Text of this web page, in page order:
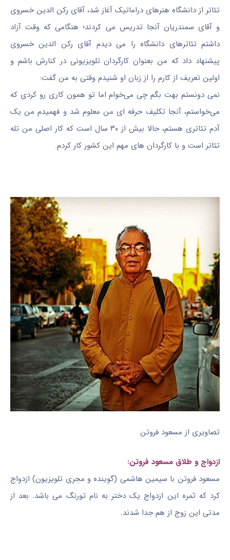
تئا‌تر از دانشگاه هنرهای دراماتیک آغاز شد، آقای رکن الدین خسروی
و آقای سمندریان آنجا تدریس می‌ کردند؛ هنگامی که وقت آزاد
داشتم تئاترهای دانشگاه را می‌ دیدم آقای رکن الدین خسروی
پیشنهاد داد که من بعنوان کارگردان تلویزیونی در کنارش باشم و
اولین تعریف از کارم را از زبان او شنیدم وقتی به من گفت:
نمی‌ دونستم بهت بگم چی می‌خوام اما تو همون کاری رو کردی که
می‌خواستم، آنجا تکلیف حرفه‌ ای من معلوم شد و فهمیدم من یک
آدم تئاتری هستم، حالا بیش از ۳۰ سال است که کار اصلی من تله
تئا‌تر است و با کارگردان‌ های مهم این کشور کار کردم.
تصاویری از مسعود فروتن
ازدواج و طلاق مسعود فروتن:
مسعود فروتن با سیمین هاشمی (گوینده و مجری تلویزیون) ازدواج
کرد که ثمره این ازدواج یک دختر به نام تورنگ می‌ باشد. بعد از
مدتی این زوج از هم جدا شدند.